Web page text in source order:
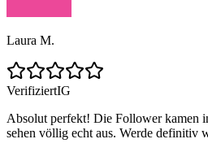
Laura M.
VerifiziertIG
Absolut perfekt! Die Follower kamen
sehen völlig echt aus. Werde definitiv